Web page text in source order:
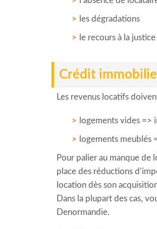
les dégradations
le recours à la
Crédit
Les revenus locatifs
logements vides =>
logements meublés
Pour palier au manque de
place des réductions
location dès son
Dans la plupart des cas,
Denormandie.